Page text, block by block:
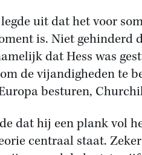
uit dat het voor
is. Niet gehinderd
dat Hess was
de vijandigheden te
besturen,
dat hij een plank vol
centraal staat.